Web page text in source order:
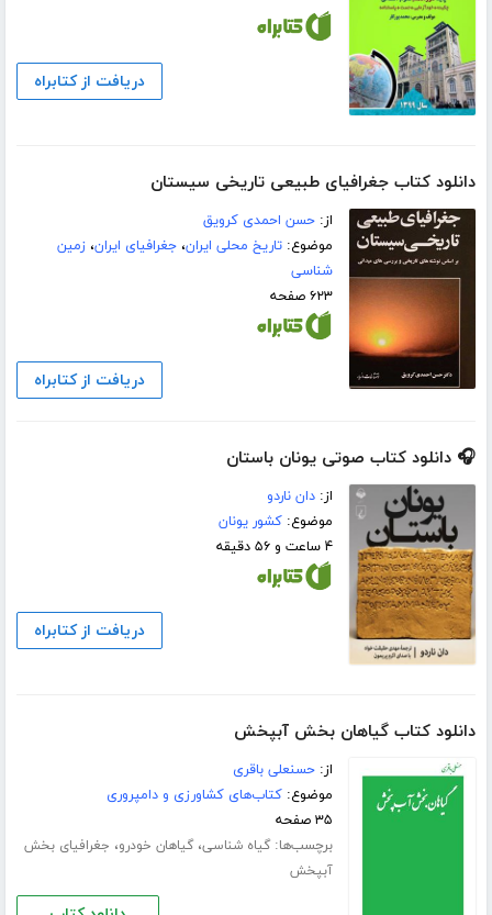
دریافت از کتابراه
دانلود کتاب جغرافیای طبیعی تاریخی سیستان
از:حسن احمدی کرویق
موضوع:تاریخ محلی ایران،جغرافیای ایران،زمین
شناسی
۶۲۳ صفحه
دریافت از کتابراه
🎧 دانلود کتاب صوتی یونان باستان
از:دان ناردو
موضوع:کشور یونان
۴ ساعت و ۵۶ دقیقه
دریافت از کتابراه
دانلود کتاب گیاهان بخش آبپخش
از:حسنعلی باقری
موضوع:کتاب‌های کشاورزی و دامپروری
۳۵ صفحه
برچسب‌ها:گیاه شناسی،گیاهان خودرو، جغرافیای بخش
آبپخش